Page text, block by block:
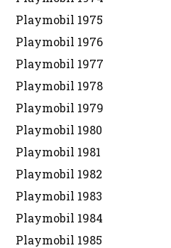
Playmobil 1975
Playmobil 1976
Playmobil 1977
Playmobil 1978
Playmobil 1979
Playmobil 1980
Playmobil 1981
Playmobil 1982
Playmobil 1983
Playmobil 1984
Playmobil 1985